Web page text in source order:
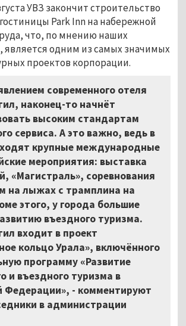
УВЗ закончит строительство
Park Inn на набережной
что, по мнению наших
является одним из самых значимых
проектов корпорации.
современного отеля
наконец-то начнёт
высоким стандартам
сервиса. А это важно, ведь в
крупные международные
мероприятия: выставка
«Магистраль», соревнования
на лыжах с трамплина на
этого, у города большие
въездного туризма.
входит в проект
кольцо Урала», включённого
программу «Развитие
и въездного туризма в
Федерации», - комментируют
в администрации